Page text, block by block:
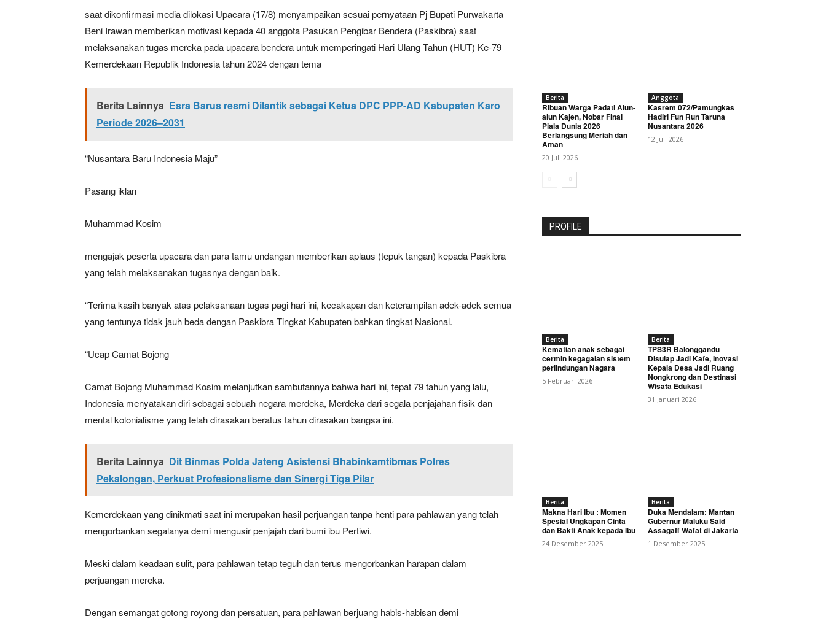
saat dikonfirmasi media dilokasi Upacara (17/8) menyampaikan sesuai pernyataan Pj Bupati Purwakarta
Beni Irawan memberikan motivasi kepada 40 anggota Pasukan Pengibar Bendera (Paskibra) saat
melaksanakan tugas mereka pada upacara bendera untuk memperingati Hari Ulang Tahun (HUT) Ke-79
Kemerdekaan Republik Indonesia tahun 2024 dengan tema
Berita Lainnya Esra Barus resmi Dilantik sebagai Ketua DPC PPP-AD Kabupaten Karo
Periode 2026–2031
“Nusantara Baru Indonesia Maju”
Pasang iklan
Muhammad Kosim
mengajak peserta upacara dan para tamu undangan memberikan aplaus (tepuk tangan) kepada Paskibra
yang telah melaksanakan tugasnya dengan baik.
“Terima kasih banyak atas pelaksanaan tugas pagi hari ini, kecakapan dan keterampilan adek-adek semua
yang tentunya tidak jauh beda dengan Paskibra Tingkat Kabupaten bahkan tingkat Nasional.
“Ucap Camat Bojong
Camat Bojong Muhammad Kosim melanjutkan sambutannya bahwa hari ini, tepat 79 tahun yang lalu,
Indonesia menyatakan diri sebagai sebuah negara merdeka, Merdeka dari segala penjajahan fisik dan
mental kolonialisme yang telah dirasakan beratus tahun dirasakan bangsa ini.
Berita Lainnya Dit Binmas Polda Jateng Asistensi Bhabinkamtibmas Polres
Pekalongan, Perkuat Profesionalisme dan Sinergi Tiga Pilar
Kemerdekaan yang dinikmati saat ini merupakan hasil perjuangan tanpa henti para pahlawan yang telah
mengorbankan segalanya demi mengusir penjajah dari bumi ibu Pertiwi.
Meski dalam keadaan sulit, para pahlawan tetap teguh dan terus mengorbankan harapan dalam
perjuangan mereka.
Dengan semangat gotong royong dan persatuan, para pahlawan berjuang habis-habisan demi
Berita
Ribuan Warga Padati Alun-
alun Kajen, Nobar Final
Piala Dunia 2026
Berlangsung Meriah dan
Aman
20 Juli 2026
Anggota
Kasrem 072/Pamungkas
Hadiri Fun Run Taruna
Nusantara 2026
12 Juli 2026
PROFILE
Berita
Kematian anak sebagai
cermin kegagalan sistem
perlindungan Nagara
5 Februari 2026
Berita
TPS3R Balonggandu
Disulap Jadi Kafe, Inovasi
Kepala Desa Jadi Ruang
Nongkrong dan Destinasi
Wisata Edukasi
31 Januari 2026
Berita
Makna Hari Ibu : Momen
Spesial Ungkapan Cinta
dan Bakti Anak kepada Ibu
24 Desember 2025
Berita
Duka Mendalam: Mantan
Gubernur Maluku Said
Assagaff Wafat di Jakarta
1 Desember 2025